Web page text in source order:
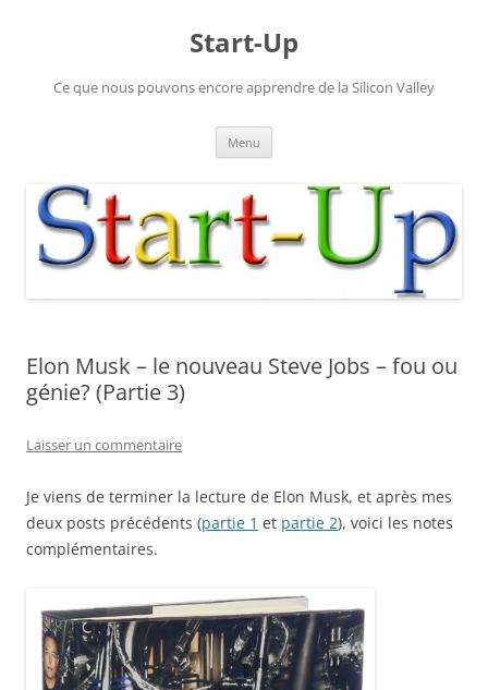
Start-Up
Ce que nous pouvons encore apprendre de la Silicon Valley
Menu
Elon Musk – le nouveau Steve Jobs – fou ou
génie? (Partie 3)
Laisser un commentaire
Je viens de terminer la lecture de Elon Musk, et après mes
deux posts précédents (partie 1 et partie 2), voici les notes
complémentaires.